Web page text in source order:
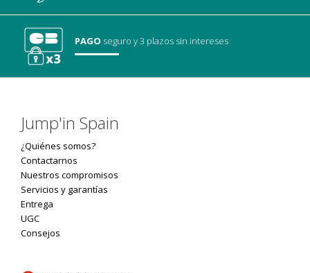
PAGO seguroy 3 plazos sin intereses
Jump'in Spain
¿Quiénes somos?
Contactarnos
Nuestros compromisos
Servicios y garantías
Entrega
UGC
Consejos